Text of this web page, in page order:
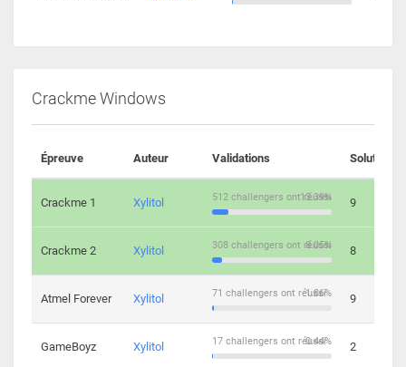
Crackme Windows
Épreuve Auteur Validations Solutions
Crackme 1 Xylitol 13.39%
512 challengers ont réussi 9
Crackme 2 Xylitol 8.05%
308 challengers ont réussi 8
Atmel Forever Xylitol 1.86%
71 challengers ont réussi 9
GameBoyz Xylitol 0.44%
17 challengers ont réussi 2